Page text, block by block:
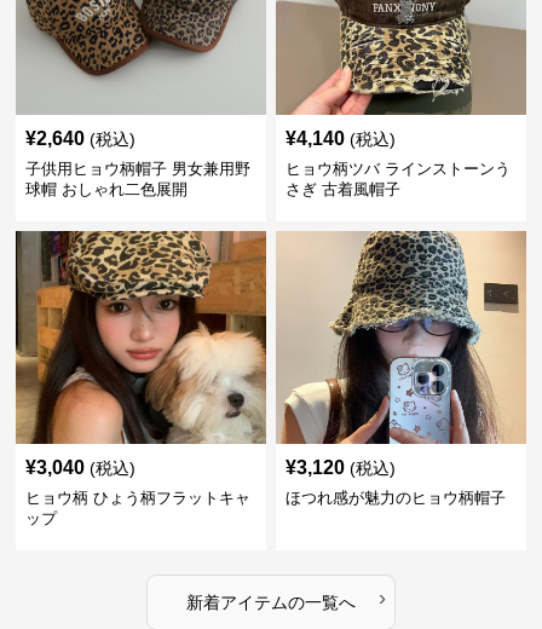
¥2,640 (税込)
子供用ヒョウ柄帽子 男女兼用野
球帽 おしゃれ二色展開
¥4,140 (税込)
ヒョウ柄ツバ ラインストーンう
さぎ 古着風帽子
¥3,040 (税込)
ヒョウ柄 ひょう柄フラットキャ
ップ
¥3,120 (税込)
ほつれ感が魅力のヒョウ柄帽子
新着アイテムの一覧へ ›